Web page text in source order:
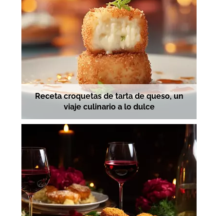
Receta croquetas de tarta de queso, un
viaje culinario a lo dulce